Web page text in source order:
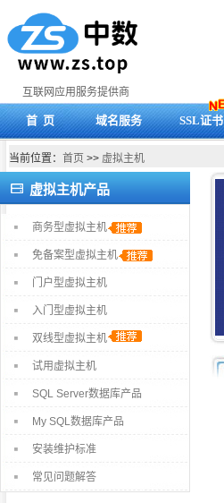
互联网应用服务提供商
首 页 域名服务 SSL证书
当前位置： 首页 >> 虚拟主机
虚拟主机产品
商务型虚拟主机
免备案型虚拟主机
门户型虚拟主机
入门型虚拟主机
双线型虚拟主机
试用虚拟主机
SQL Server数据库产品
My SQL数据库产品
安装维护标准
常见问题解答